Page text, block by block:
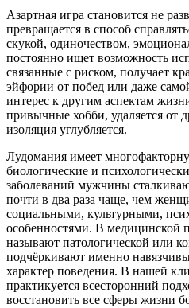
Азартная игра становится не
превращается в способ
скукой, одиночеством,
постоянно ищет возможность
связанные с риском, получает
эйфории от побед или даже
интерес к другим аспектам
привычные хобби, удаляется от
изоляция углубляется.
Лудомания имеет
биологические и
заболеваний мужчины
почти в два раза чаще, чем
социальными, культурными,
особенностями. В медицинской
называют патологической или
подчёркивают именно
характер поведения. В нашей
практикуется всесторонний
восстановить все сферы жизни